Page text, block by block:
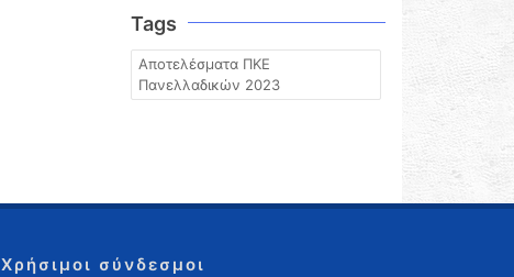
Tags
Αποτελέσματα ΠΚΕ
Πανελλαδικών 2023
Χρήσιμοι σύνδεσμοι